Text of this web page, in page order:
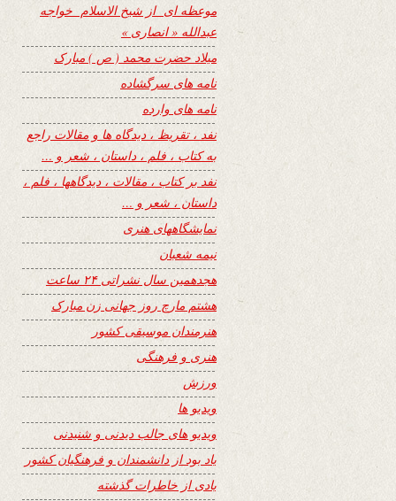
موعظه ای از شیخ الاسلام خواجه
عبدالله « انصاری »
میلاد حضرت محمد ( ص ) مبارک
نامه های سرگشاده
نامه های وارده
نفد ، تقریظ ، دیدگاه ها و مقالات راجع
به کتاب ، فلم ، داستان ، شعر و …
نفد بر کتاب ، مقالات ، دیدگاهها ، فلم ،
داستان ، شعر و …
نمایشگاههای هنری
نیمه شعبان
هجدهمین سال نشراتی ۲۴ ساعت
هشتم مارچ روز جهانی زن مبارک
هنرمندان موسیقی کشور
هنری و فرهنگی
ورزش
ویدیو ها
ویدیو های جالب دیدنی و شنیدنی
یاد بود از دانشمندان و فرهنگیان کشور
یادی از خاطرات گذشته